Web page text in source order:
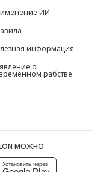
ИИ
информация
о
рабстве
МОЖНО
Установить через